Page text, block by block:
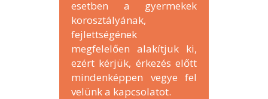
esetben a gyermekek
korosztályának,
fejlettségének
megfelelően alakítjuk ki,
ezért kérjük, érkezés előtt
mindenképpen vegye fel
velünk a kapcsolatot.